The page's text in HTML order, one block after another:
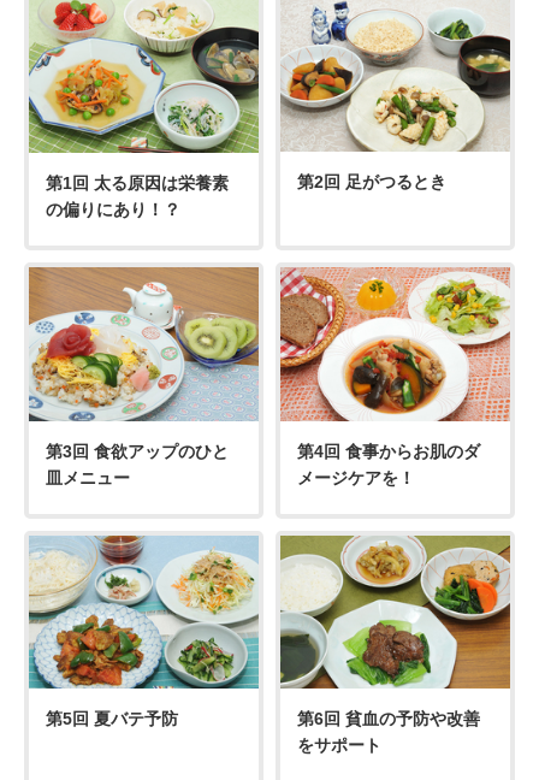
第1回 太る原因は栄養素
の偏りにあり！？
第2回 足がつるとき
第3回 食欲アップのひと
皿メニュー
第4回 食事からお肌のダ
メージケアを！
第5回 夏バテ予防
第6回 貧血の予防や改善
をサポート